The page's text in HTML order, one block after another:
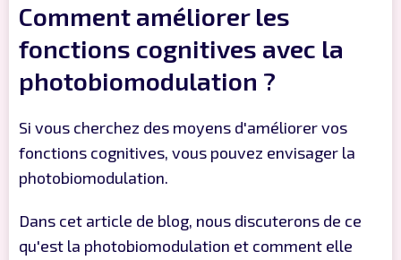
Comment améliorer les
fonctions cognitives avec la
photobiomodulation ?
Si vous cherchez des moyens d'améliorer vos
fonctions cognitives, vous pouvez envisager la
photobiomodulation.
Dans cet article de blog, nous discuterons de ce
qu'est la photobiomodulation et comment elle